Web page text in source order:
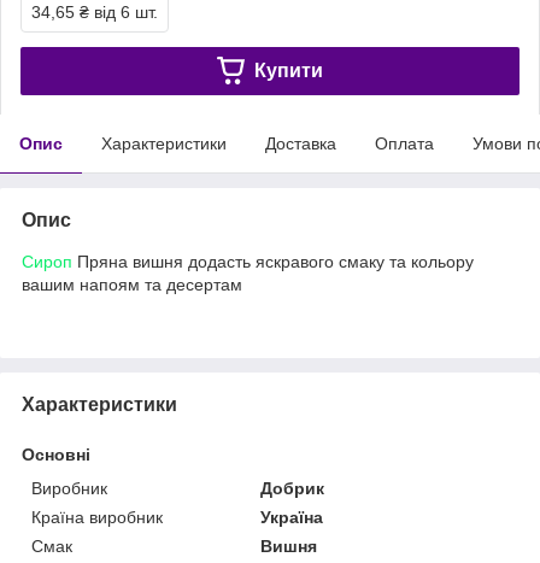
34,65 ₴ від 6 шт.
Купити
Опис Характеристики Доставка Оплата Умови
Опис
Сироп Пряна вишня додасть яскравого смаку та кольору
вашим напоям та десертам
Характеристики
Основні
Виробник
Добрик
Країна виробник
Україна
Смак
Вишня